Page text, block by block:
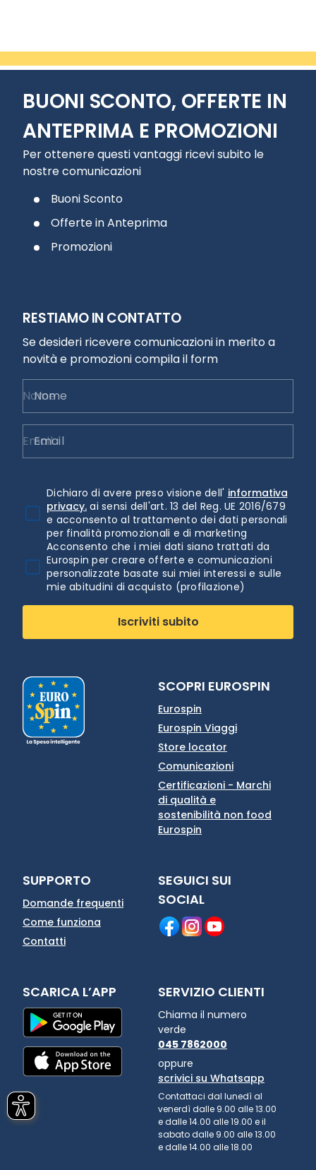
BUONI SCONTO, OFFERTE IN
ANTEPRIMA E PROMOZIONI
Per ottenere questi vantaggi ricevi subito le
nostre comunicazioni
Buoni Sconto
Offerte in Anteprima
Promozioni
RESTIAMO IN CONTATTO
Se desideri ricevere comunicazioni in merito a
novità e promozioni compila il form
Nome
Email
Dichiaro di avere preso visione dell' informativa
privacy. ai sensi dell'art. 13 del Reg. UE 2016/679
e acconsento al trattamento dei dati personali
per finalità promozionali e di marketing
Acconsento che i miei dati siano trattati da
Eurospin per creare offerte e comunicazioni
personalizzate basate sui miei interessi e sulle
mie abitudini di acquisto (profilazione)
Iscriviti subito
SCOPRI EUROSPIN
Eurospin
Eurospin Viaggi
Store locator
Comunicazioni
Certificazioni - Marchi
di qualità e
sostenibilità non food
Eurospin
SUPPORTO
Domande frequenti
Come funziona
Contatti
SEGUICI SUI
SOCIAL
SCARICA L’APP SERVIZIO CLIENTI
Chiama il numero
verde
045 7862000
oppure
scrivici su Whatsapp
Contattaci dal lunedì al
venerdì dalle 9.00 alle 13.00
e dalle 14.00 alle 19.00 e il
sabato dalle 9.00 alle 13.00
e dalle 14.00 alle 18.00